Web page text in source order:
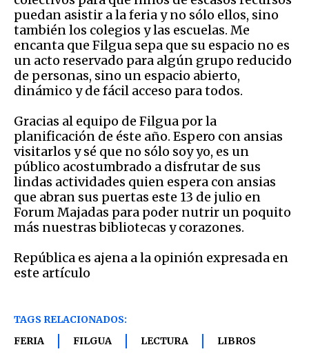
puedan asistir a la feria y no sólo ellos, sino
también los colegios y las escuelas. Me
encanta que Filgua sepa que su espacio no es
un acto reservado para algún grupo reducido
de personas, sino un espacio abierto,
dinámico y de fácil acceso para todos.
Gracias al equipo de Filgua por la
planificación de éste año. Espero con ansias
visitarlos y sé que no sólo soy yo, es un
público acostumbrado a disfrutar de sus
lindas actividades quien espera con ansias
que abran sus puertas este 13 de julio en
Forum Majadas para poder nutrir un poquito
más nuestras bibliotecas y corazones.
República es ajena a la opinión expresada en
este artículo
TAGS RELACIONADOS:
FERIA
FILGUA LECTURA LIBROS